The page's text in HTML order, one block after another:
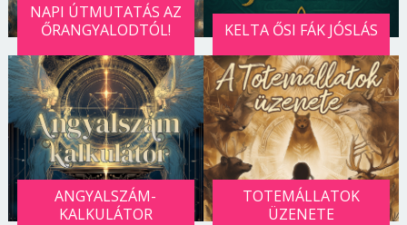
NAPI ÚTMUTATÁS AZ
ŐRANGYALODTÓL!
KELTA ŐSI FÁK JÓSLÁS
ANGYALSZÁM-
KALKULÁTOR
TOTEMÁLLATOK
ÜZENETE